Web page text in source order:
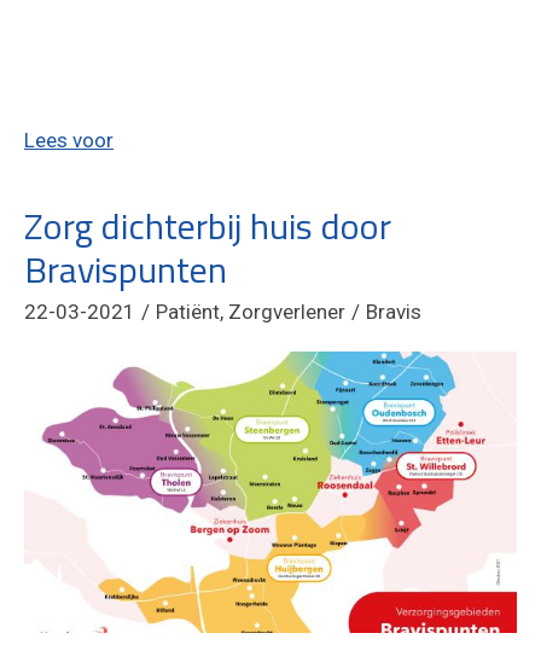
Lees voor
Zorg dichterbij huis door
Bravispunten
22-03-2021 Patiënt, Zorgverlener Bravis